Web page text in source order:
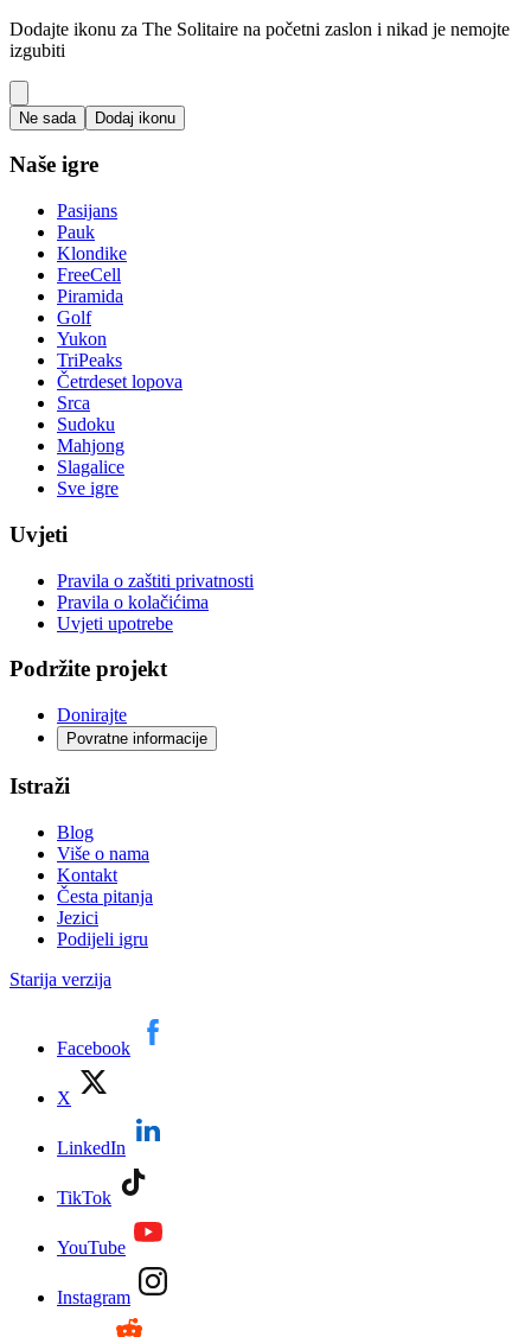
Dodajte ikonu za The Solitaire na početni zaslon i nikad je nemojte
izgubiti
Ne sada Dodaj ikonu
Naše igre
Pasijans
Pauk
Klondike
FreeCell
Piramida
Golf
Yukon
TriPeaks
Četrdeset lopova
Srca
Sudoku
Mahjong
Slagalice
Sve igre
Uvjeti
Pravila o zaštiti privatnosti
Pravila o kolačićima
Uvjeti upotrebe
Podržite projekt
Donirajte
Povratne informacije
Istraži
Blog
Više o nama
Kontakt
Česta pitanja
Jezici
Podijeli igru
Starija verzija
Facebook
X
LinkedIn
TikTok
YouTube
Instagram